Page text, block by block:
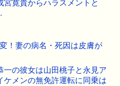
宮寛貴からハラスメントと
！妻の病名・死因は皮膚が
一の彼女は山田桃子と永見ア
ケメンの無免許運転に同乗は